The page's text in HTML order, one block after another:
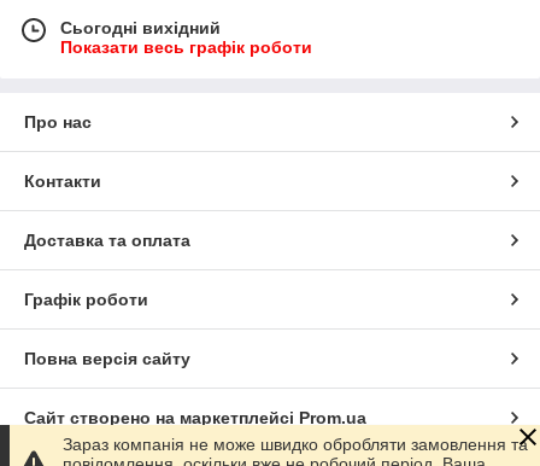
Сьогодні вихідний
Показати весь графік роботи
Про нас
Контакти
Доставка та оплата
Графік роботи
Повна версія сайту
Сайт створено на маркетплейсі Prom.ua
Зараз компанія не може швидко обробляти замовлення та